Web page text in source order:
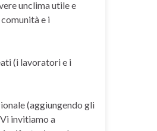
unclima utile e
e i
(i lavoratori e i
(aggiungendo gli
invitiamo a